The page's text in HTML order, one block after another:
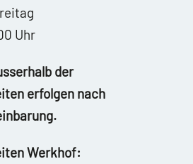
Uhr
der
erfolgen nach
Werkhof: